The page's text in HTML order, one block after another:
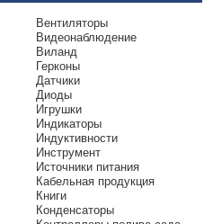
Вентиляторы
Видеонаблюдение
Виланд
Герконы
Датчики
Диоды
Игрушки
Индикаторы
Индуктивности
Инструмент
Источники питания
Кабельная продукция
Книги
Конденсаторы